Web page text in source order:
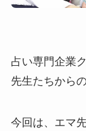
占い専門企業
先生たちから
今回は、エマ